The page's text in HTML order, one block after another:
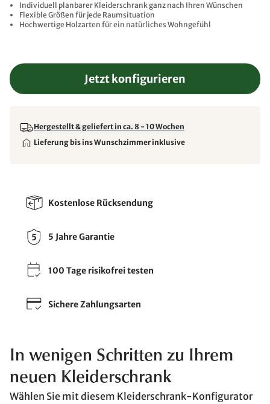
Individuell planbarer Kleiderschrank ganz nach Ihren Wünschen
Flexible Größen für jede Raumsituation
Hochwertige Holzarten für ein natürliches Wohngefühl
Jetzt konfigurieren
Hergestellt & geliefert in ca. 8 - 10 Wochen
Lieferung bis ins Wunschzimmer inklusive
Kostenlose Rücksendung
5 Jahre Garantie
100 Tage risikofrei testen
Sichere Zahlungsarten
In wenigen Schritten zu Ihrem
neuen Kleiderschrank
Wählen Sie mit diesem Kleiderschrank-Konfigurator